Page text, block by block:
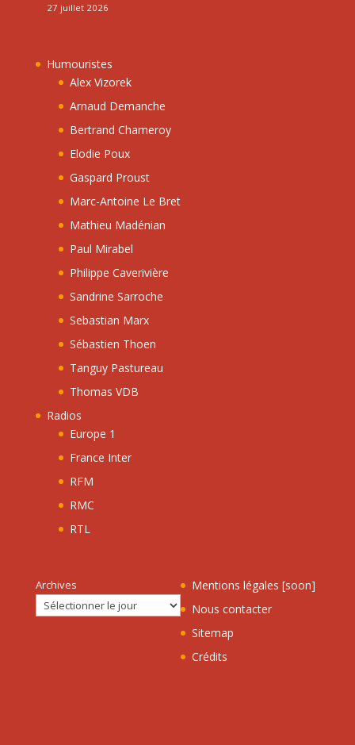
27 juillet 2026
Humouristes
Alex Vizorek
Arnaud Demanche
Bertrand Chameroy
Elodie Poux
Gaspard Proust
Marc-Antoine Le Bret
Mathieu Madénian
Paul Mirabel
Philippe Caverivière
Sandrine Sarroche
Sebastian Marx
Sébastien Thoen
Tanguy Pastureau
Thomas VDB
Radios
Europe 1
France Inter
RFM
RMC
RTL
Archives
Mentions légales [soon]
Nous contacter
Sitemap
Crédits